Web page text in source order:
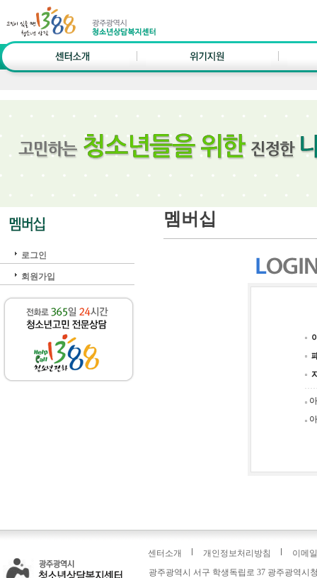
로그인
회원가입
멤버십
센터소개 개인정보처리방침
이메
광주광역시 서구 학생독립로 37 광주광역시